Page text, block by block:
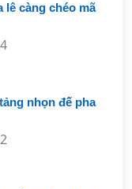
càng chéo mã
nhọn đế pha